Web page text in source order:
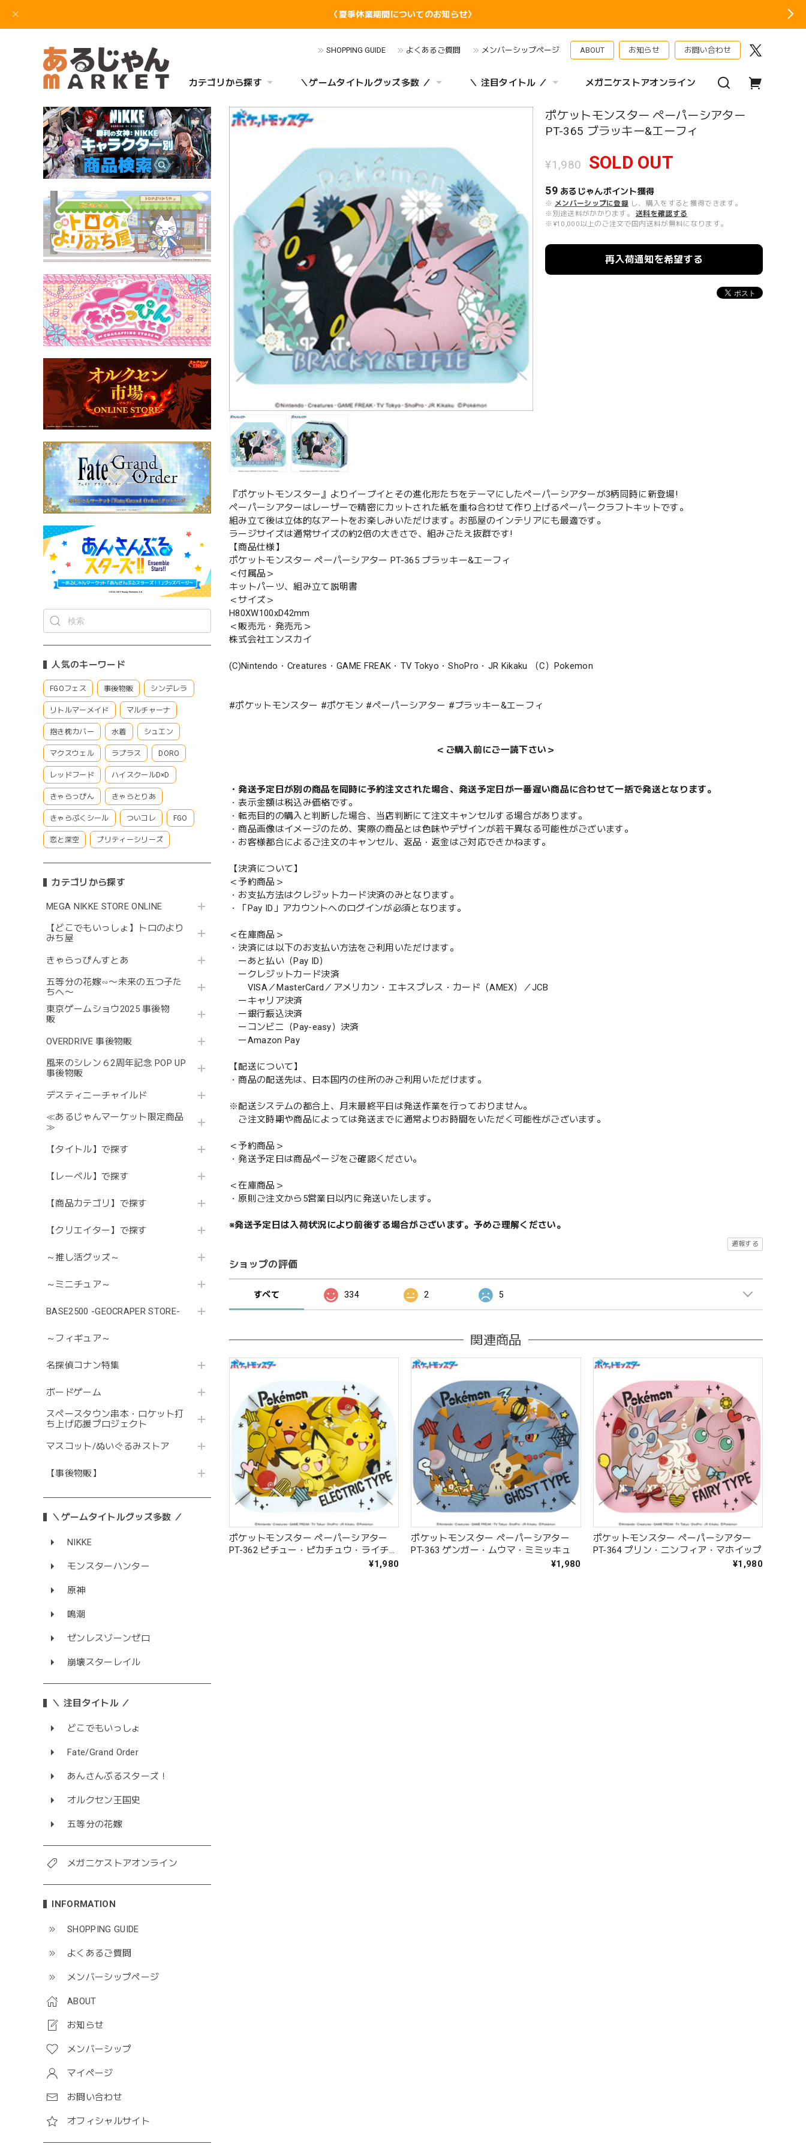
〈夏季休業期間についてのお知らせ〉
SHOPPING GUIDE よくあるご質問 メンバーシップページ ABOUT お知らせ お問い合わせ
カテゴリから探す ＼ゲームタイトルグッズ多数 ／ ＼ 注目タイトル ／ メガニケストアオンライン
人気のキーワード
FGOフェス 事後物販 シンデレラ
リトルマーメイド マルチャーナ
抱き枕カバー 水着 シュエン
マクスウェル ラプラス DORO
レッドフード ハイスクールD×D
きゃらっぴん きゃらとりあ
きゃらぷくシール ついコレ FGO
恋と深空 プリティーシリーズ
カテゴリから探す
MEGA NIKKE STORE ONLINE
【どこでもいっしょ】トロのより
みち屋
きゃらっぴんすとあ
五等分の花嫁∽〜未来の五つ子た
ちへ〜
東京ゲームショウ2025 事後物
販
OVERDRIVE 事後物販
風来のシレン６2周年記念 POP UP
事後物販
デスティニーチャイルド
≪あるじゃんマーケット限定商品
≫
【タイトル】で探す
【レーベル】で探す
【商品カテゴリ】で探す
【クリエイター】で探す
～推し活グッズ～
～ミニチュア～
BASE2500 -GEOCRAPER STORE-
～フィギュア～
名探偵コナン特集
ボードゲーム
スペースタウン串本・ロケット打
ち上げ応援プロジェクト
マスコット/ぬいぐるみストア
【事後物販】
＼ゲームタイトルグッズ多数 ／
NIKKE
モンスターハンター
原神
鳴潮
ゼンレスゾーンゼロ
崩壊スターレイル
＼ 注目タイトル ／
どこでもいっしょ
Fate/Grand Order
あんさんぶるスターズ！
オルクセン王国史
五等分の花嫁
メガニケストアオンライン
INFORMATION
SHOPPING GUIDE
よくあるご質問
メンバーシップページ
ABOUT
お知らせ
メンバーシップ
マイページ
お問い合わせ
オフィシャルサイト
ポケットモンスター ペーパーシアター
PT-365 ブラッキー&エーフィ
¥1,980 SOLD OUT
59 あるじゃんポイント獲得
※ メンバーシップに登録 し、購入をすると獲得できます。
※別途送料がかかります。
送料を確認する
※¥10,000以上のご注文で国内送料が無料になります。
再入荷通知を希望する
『ポケットモンスター』よりイーブイとその進化形たちをテーマにしたペーパーシアターが3柄同時に新登場!
ペーパーシアターはレーザーで精密にカットされた紙を重ね合わせて作り上げるペーパークラフトキットです。
組み立て後は立体的なアートをお楽しみいただけます。お部屋のインテリアにも最適です。
ラージサイズは通常サイズの約2倍の大きさで、組みごたえ抜群です!
【商品仕様】
ポケットモンスター ペーパーシアター PT-365 ブラッキー&エーフィ
＜付属品＞
キットパーツ、組み立て説明書
＜サイズ＞
H80XW100xD42mm
＜販売元・発売元＞
株式会社エンスカイ
(C)Nintendo・Creatures・GAME FREAK・TV Tokyo・ShoPro・JR Kikaku （C）Pokemon
#ポケットモンスター #ポケモン #ペーパーシアター #ブラッキー&エーフィ
＜ご購入前にご一読下さい＞
・発送予定日が別の商品を同時に予約注文された場合、発送予定日が一番遅い商品に合わせて一括で発送となります。
・表示金額は税込み価格です。
・転売目的の購入と判断した場合、当店判断にて注文キャンセルする場合があります。
・商品画像はイメージのため、実際の商品とは色味やデザインが若干異なる可能性がございます。
・お客様都合によるご注文のキャンセル、返品・返金はご対応できかねます。
【決済について】
＜予約商品＞
・お支払方法はクレジットカード決済のみとなります。
・「Pay ID」アカウントへのログインが必須となります。
＜在庫商品＞
・決済には以下のお支払い方法をご利用いただけます。
ーあと払い（Pay ID）
ークレジットカード決済
VISA／MasterCard／アメリカン・エキスプレス・カード（AMEX）／JCB
ーキャリア決済
ー銀行振込決済
ーコンビニ（Pay-easy）決済
ーAmazon Pay
【配送について】
・商品の配送先は、日本国内の住所のみご利用いただけます。
※配送システムの都合上、月末最終平日は発送作業を行っておりません。
ご注文時期や商品によっては発送までに通常よりお時間をいただく可能性がございます。
＜予約商品＞
・発送予定日は商品ページをご確認ください。
＜在庫商品＞
・原則ご注文から5営業日以内に発送いたします。
※発送予定日は入荷状況により前後する場合がございます。予めご理解ください。
通報する
ショップの評価
すべて 334 2 5
関連商品
ポケットモンスター ペーパーシアター
PT-362 ピチュー・ピカチュウ・ライチュ
¥1,980
ポケットモンスター ペーパーシアター
PT-363 ゲンガー・ムウマ・ミミッキュ
¥1,980
ポケットモンスター ペーパーシアター
PT-364 プリン・ニンフィア・マホイップ
¥1,980